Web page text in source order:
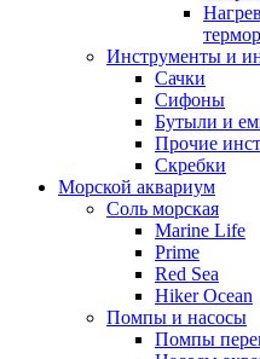
Инструменты и
Сачки
Сифоны
Бутыли и
Прочие
Скребки
Морской аквариум
Соль морская
Marine Life
Prime
Red Sea
Hiker Ocean
Помпы и насосы
Помпы